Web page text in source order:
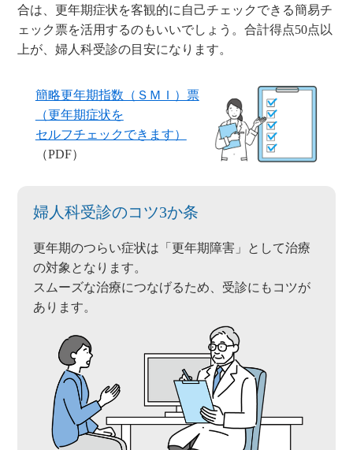
合は、更年期症状を客観的に自己チェックできる簡易チ
ェック票を活用するのもいいでしょう。合計得点50点以
上が、婦人科受診の目安になります。
簡略更年期指数（ＳＭＩ）票
（更年期症状を
セルフチェックできます）
（PDF）
婦人科受診のコツ3か条
更年期のつらい症状は「更年期障害」として治療
の対象となります。
スムーズな治療につなげるため、受診にもコツが
あります。